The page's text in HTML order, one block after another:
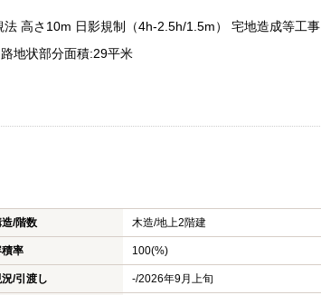
高さ10m 日影規制（4h-2.5h/1.5m） 宅地造成等工事
地状部分面積:29平米
/階数 木造/地上2階建
率 100(%)
/引渡し -/2026年9月上旬